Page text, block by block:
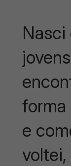
forma
e